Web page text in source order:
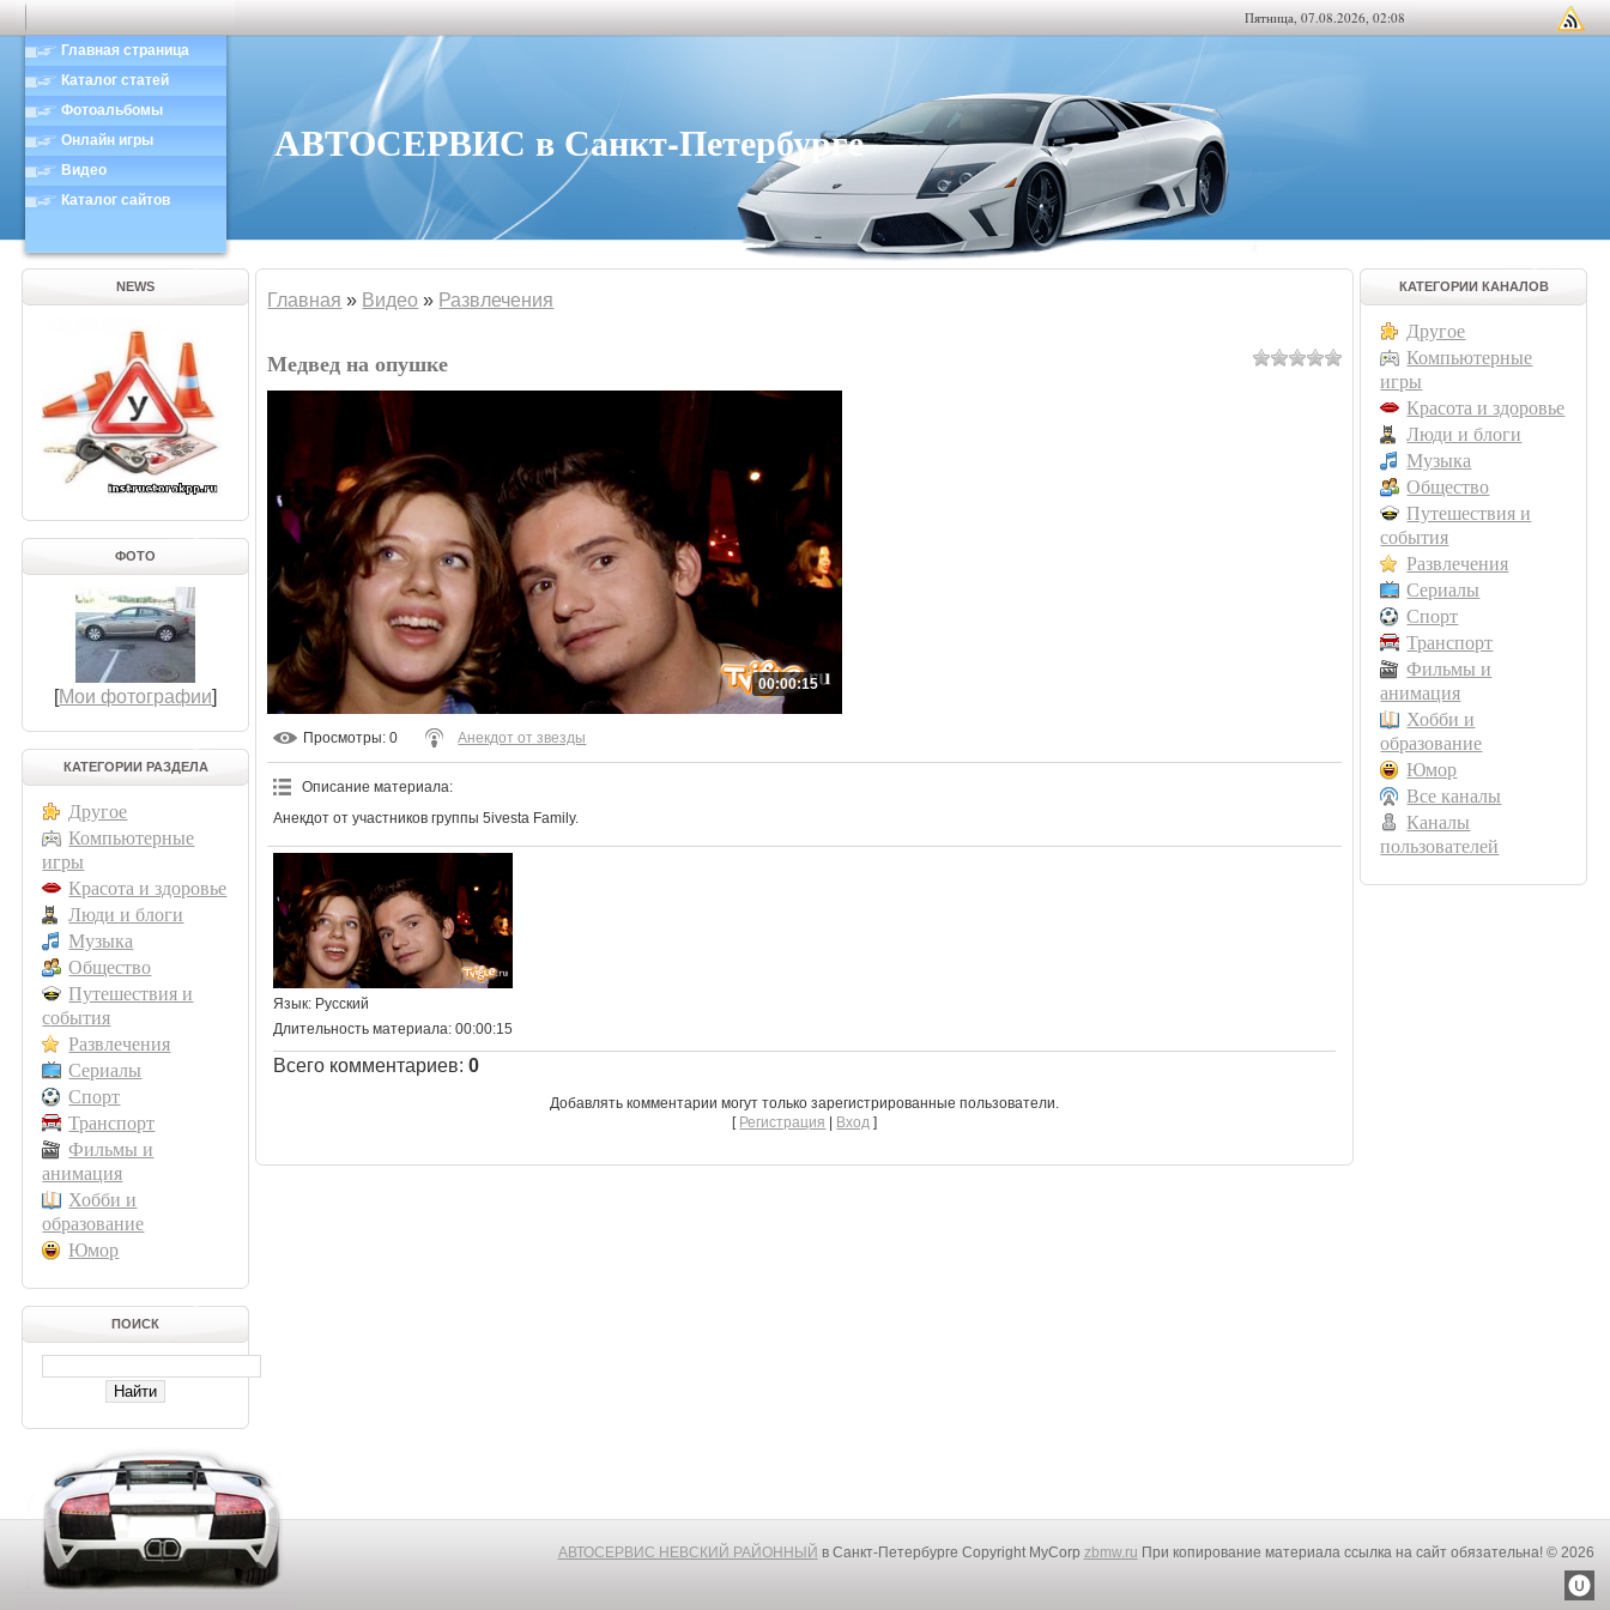
Пятница, 07.08.2026, 02:08
Главная страница
Каталог статей
Фотоальбомы
Онлайн игры
Видео
Каталог сайтов
АВТОСЕРВИС в Санкт-Петербурге
NEWS
ФОТО
[Мои фотографии]
КАТЕГОРИИ РАЗДЕЛА
Другое
Компьютерные
игры
Красота и здоровье
Люди и блоги
Музыка
Общество
Путешествия и
события
Развлечения
Сериалы
Спорт
Транспорт
Фильмы и
анимация
Хобби и
образование
Юмор
ПОИСК
Главная » Видео » Развлечения
Медвед на опушке
00:00:15
Просмотры: 0 Анекдот от звезды
Описание материала:
Анекдот от участников группы 5ivesta Family.
Язык: Русский
Длительность материала: 00:00:15
Всего комментариев:0
Добавлять комментарии могут только зарегистрированные пользователи.
[ Регистрация | Вход ]
КАТЕГОРИИ КАНАЛОВ
Другое
Компьютерные
игры
Красота и здоровье
Люди и блоги
Музыка
Общество
Путешествия и
события
Развлечения
Сериалы
Спорт
Транспорт
Фильмы и
анимация
Хобби и
образование
Юмор
Все каналы
Каналы
пользователей
АВТОСЕРВИС НЕВСКИЙ РАЙОННЫЙ в Санкт-Петербурге Copyright MyCorp zbmw.ru При копирование материала ссылка на сайт обязательна! © 2026